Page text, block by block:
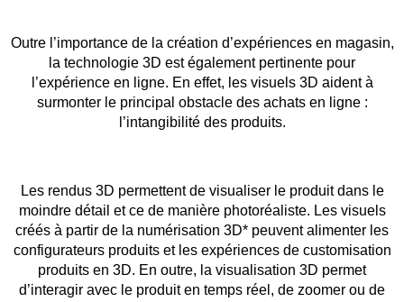
Outre l’importance de la création d’expériences en magasin,
la technologie 3D est également pertinente pour
l’expérience en ligne. En effet, les visuels 3D aident à
surmonter le principal obstacle des achats en ligne :
l’intangibilité des produits.
Les rendus 3D permettent de visualiser le produit dans le
moindre détail et ce de manière photoréaliste. Les visuels
créés à partir de la numérisation 3D* peuvent alimenter les
configurateurs produits et les expériences de customisation
produits en 3D. En outre, la visualisation 3D permet
d’interagir avec le produit en temps réel, de zoomer ou de